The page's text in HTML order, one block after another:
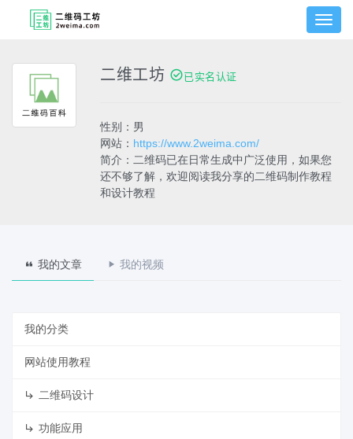
切
二维工坊 已实名认证
性别：男
网站： https://www.2weima.com/
简介：二维码已在日常生成中广泛使用，如果您
还不够了解，欢迎阅读我分享的二维码制作教程
和设计教程
我的文章 我的视频
我的分类
网站使用教程
二维码设计
功能应用